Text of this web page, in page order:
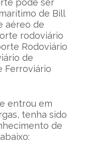
pode ser
de Bill
aéreo de
rodoviário
Rodoviário
de
Ferroviário
entrou em
tenha sido
de